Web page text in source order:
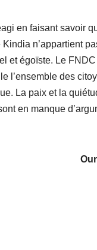
en faisant savoir
n’appartient
et égoïste. Le
l’ensemble des
La paix et la
en manque